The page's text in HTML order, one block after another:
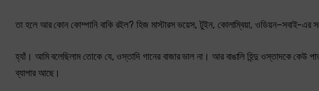
তা হলে আর কোন কোম্পানি বাকি রইল? হিজ মাস্টারস ভয়েস, টুইন, কোলাম্বিয়া, ওডিয়ন–সবাই-এর
হ্যাঁ। আমি বলেছিলাম তোকে যে, ওস্তাদি গানের বাজার ভাল না। আর বাঙালি হিন্দু ওস্তাদকে
ব্যাপার আছে।